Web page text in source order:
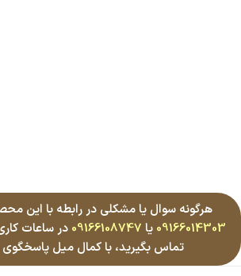
هرگونه سوال یا مشکلی در رابطه با این
09166014303 یا 09166108747
تماس بگیرید، با کمال میل